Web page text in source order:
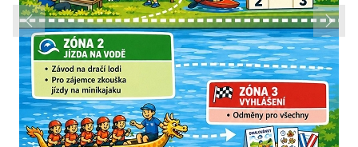
Previous Next